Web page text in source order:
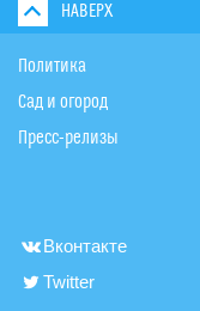
НАВЕРХ
Политика
Сад и огород
Пресс-релизы
Вконтакте
Twitter